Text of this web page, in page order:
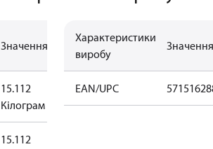
Значення
15.112
Кілограм
15.112
Характеристики
виробу
Значення
EAN/UPC